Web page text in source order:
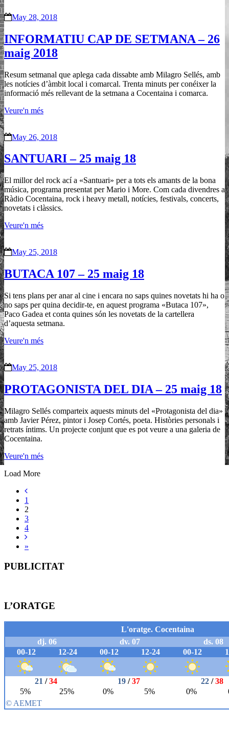
May 28, 2018
INFORMATIU CAP DE SETMANA – 26
maig 2018
Resum setmanal que aplega cada dissabte amb Milagro Sellés, amb
les notícies d’àmbit local i comarcal. Trenta minuts per conéixer la
informació més rellevant de la setmana a Cocentaina i comarca.
Veure'n més
May 26, 2018
SANTUARI – 25 maig 18
El millor del rock ací a «Santuari» per a tots els amants de la bona
música, programa presentat per Mario i More. Com cada divendres a
Ràdio Cocentaina, rock i heavy metall, notícies, festivals, concerts,
novetats i clàssics.
Veure'n més
May 25, 2018
BUTACA 107 – 25 maig 18
Si tens plans per anar al cine i encara no saps quines novetats hi ha o
no saps per quina decidir-te, en aquest programa «Butaca 107»,
Paco Gadea et conta quines són les novetats de la cartellera
d’aquesta setmana.
Veure'n més
May 25, 2018
PROTAGONISTA DEL DIA – 25 maig 18
Milagro Sellés comparteix aquests minuts del «Protagonista del dia»
amb Javier Pérez, pintor i Josep Cortés, poeta. Històries personals i
retrats íntims. Un projecte conjunt que es pot veure a una galeria de
Cocentaina.
Veure'n més
Load More
1
2
3
4
»
PUBLICITAT
L’ORATGE